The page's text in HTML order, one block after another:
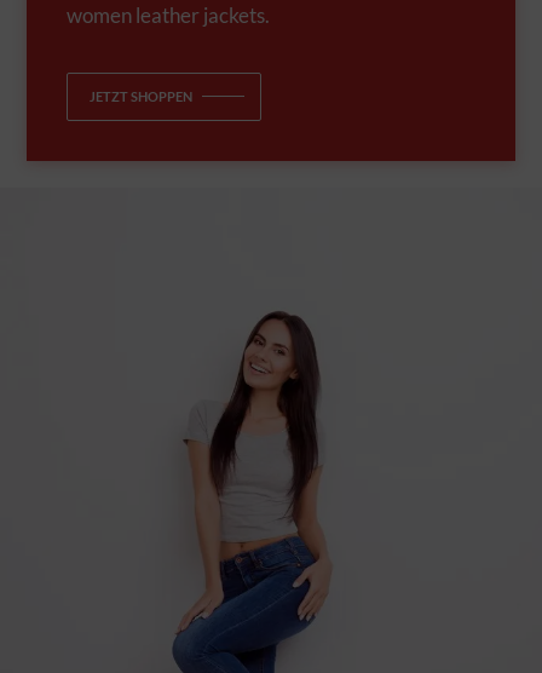
women leather jackets.
JETZT SHOPPEN